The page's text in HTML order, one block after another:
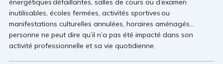
inutilisables, écoles fermées, activités sportives ou
manifestations culturelles annulées, horaires aménagés…
personne ne peut dire qu’il n’a pas été impacté dans son
activité professionnelle et sa vie quotidienne.